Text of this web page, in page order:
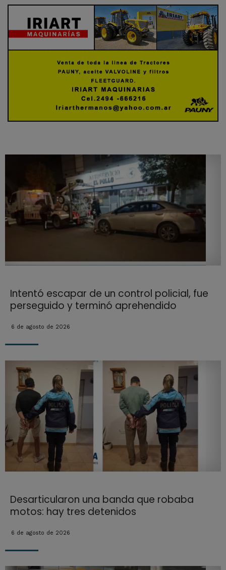
Intentó escapar de un control policial, fue
perseguido y terminó aprehendido
6 de agosto de 2026
Desarticularon una banda que robaba
motos: hay tres detenidos
6 de agosto de 2026